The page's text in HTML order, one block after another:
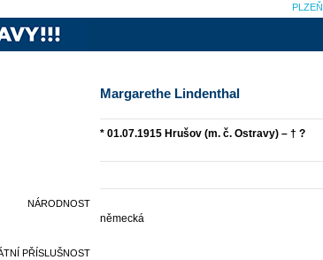
Margarethe Lindenthal
* 01.07.1915 Hrušov (m. č. Ostravy) – † ?
NÁRODNOST
německá
PŘÍSLUŠNOST
PLZEŇ